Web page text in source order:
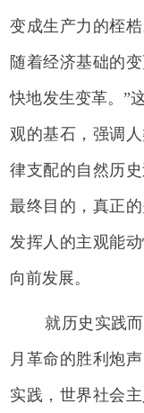
变成生产力的桎
随着经济基础的
快地发生变革。”
观的基石，强调
律支配的自然历
最终目的，真正
发挥人的主观能
向前发展。
就历史实践
月革命的胜利炮
实践，世界社会